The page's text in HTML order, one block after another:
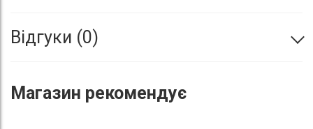
Відгуки 0
Магазин рекомендує